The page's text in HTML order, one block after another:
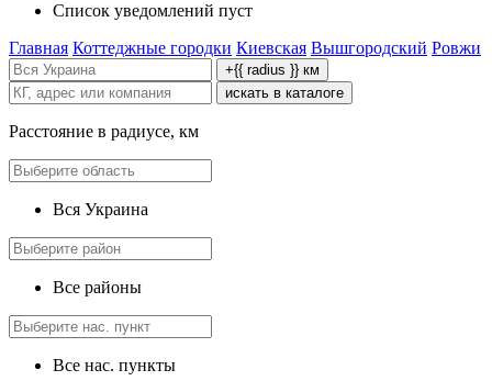
Список уведомлений пуст
Главная Коттеджные городки Киевская Вышгородский Ровжи
+{{ radius }} км
искать в каталоге
Расстояние в радиусе, км
Вся Украина
Все районы
Все нас. пункты